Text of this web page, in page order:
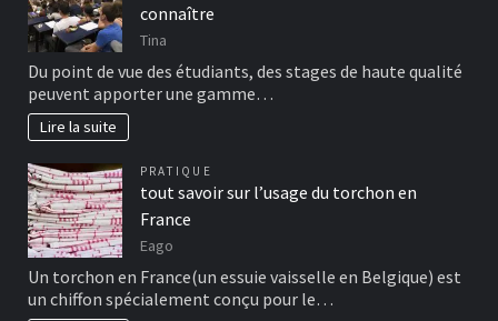
connaître
Tina
Du point de vue des étudiants, des stages de haute qualité
peuvent apporter une gamme…
Lire la suite
PRATIQUE
tout savoir sur l’usage du torchon en
France
Eago
Un torchon en France(un essuie vaisselle en Belgique) est
un chiffon spécialement conçu pour le…